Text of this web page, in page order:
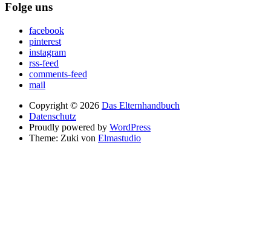
Folge uns
facebook
pinterest
instagram
rss-feed
comments-feed
mail
Copyright © 2026 Das Elternhandbuch
Datenschutz
Proudly powered by WordPress
Theme: Zuki von Elmastudio